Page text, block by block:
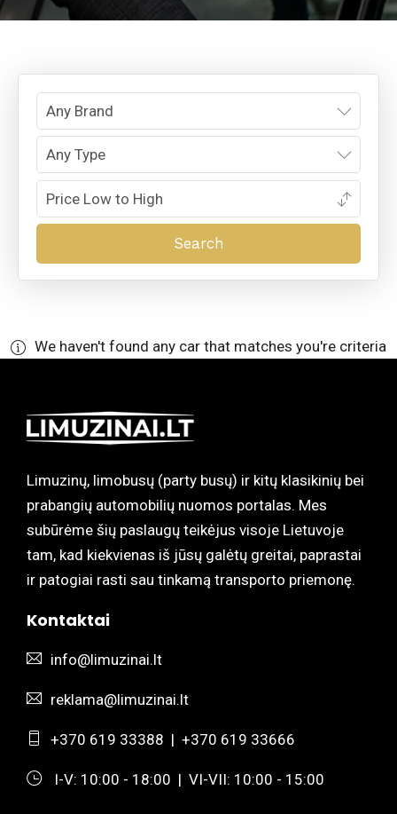
We haven't found any car that matches you're criteria
Limuzinų, limobusų (party busų) ir kitų klasikinių bei
prabangių automobilių nuomos portalas. Mes
subūrėme šių paslaugų teikėjus visoje Lietuvoje
tam, kad kiekvienas iš jūsų galėtų greitai, paprastai
ir patogiai rasti sau tinkamą transporto priemonę.
Kontaktai
info@limuzinai.lt
reklama@limuzinai.lt
+370 619 33388 | +370 619 33666
I-V: 10:00 - 18:00 | VI-VII: 10:00 - 15:00